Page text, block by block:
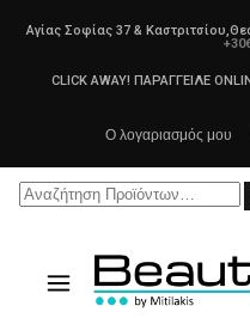
Αγίας Σοφίας 37 &
CLICK AWAY! ΠΑΡΑΓΓΕΙΛΕ
Ο λογαριασμός μου
Search